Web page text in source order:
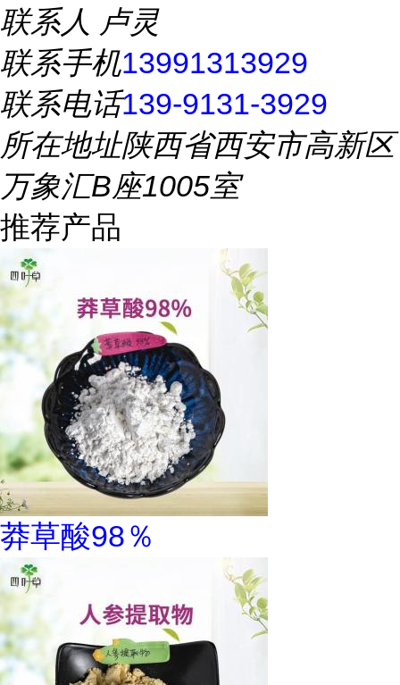
联系人 卢灵
联系手机13991313929
联系电话139-9131-3929
所在地址陕西省西安市高新区
万象汇B座1005室
推荐产品
莽草酸98％